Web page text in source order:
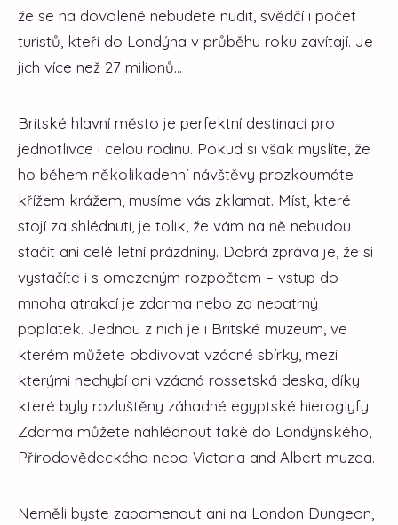
že se na dovolené nebudete nudit, svědčí i počet
turistů, kteří do Londýna v průběhu roku zavítají. Je
jich více než 27 milionů...
Britské hlavní město je perfektní destinací pro
jednotlivce i celou rodinu. Pokud si však myslíte, že
ho během několikadenní návštěvy prozkoumáte
křížem krážem, musíme vás zklamat. Míst, které
stojí za shlédnutí, je tolik, že vám na ně nebudou
stačit ani celé letní prázdniny. Dobrá zpráva je, že si
vystačíte i s omezeným rozpočtem – vstup do
mnoha atrakcí je zdarma nebo za nepatrný
poplatek. Jednou z nich je i Britské muzeum, ve
kterém můžete obdivovat vzácné sbírky, mezi
kterými nechybí ani vzácná rossetská deska, díky
které byly rozluštěny záhadné egyptské hieroglyfy.
Zdarma můžete nahlédnout také do Londýnského,
Přírodovědeckého nebo Victoria and Albert muzea.
Neměli byste zapomenout ani na London Dungeon,